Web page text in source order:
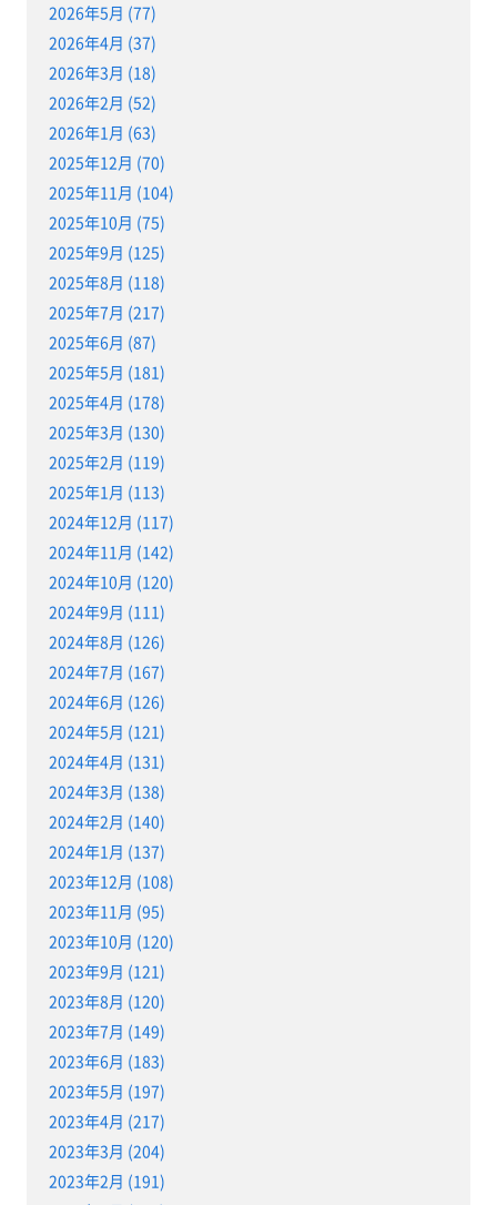
2026年5月 (77)
2026年4月 (37)
2026年3月 (18)
2026年2月 (52)
2026年1月 (63)
2025年12月 (70)
2025年11月 (104)
2025年10月 (75)
2025年9月 (125)
2025年8月 (118)
2025年7月 (217)
2025年6月 (87)
2025年5月 (181)
2025年4月 (178)
2025年3月 (130)
2025年2月 (119)
2025年1月 (113)
2024年12月 (117)
2024年11月 (142)
2024年10月 (120)
2024年9月 (111)
2024年8月 (126)
2024年7月 (167)
2024年6月 (126)
2024年5月 (121)
2024年4月 (131)
2024年3月 (138)
2024年2月 (140)
2024年1月 (137)
2023年12月 (108)
2023年11月 (95)
2023年10月 (120)
2023年9月 (121)
2023年8月 (120)
2023年7月 (149)
2023年6月 (183)
2023年5月 (197)
2023年4月 (217)
2023年3月 (204)
2023年2月 (191)